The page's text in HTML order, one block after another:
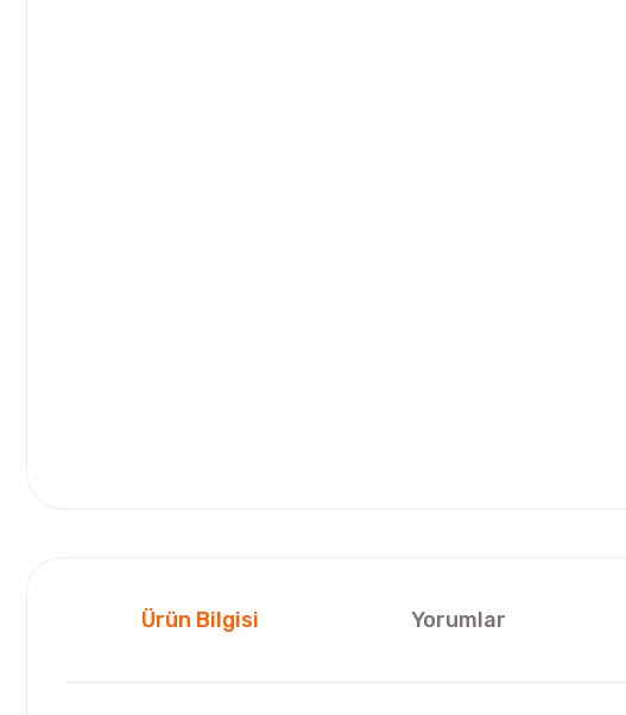
Ürün Bilgisi Yorumlar